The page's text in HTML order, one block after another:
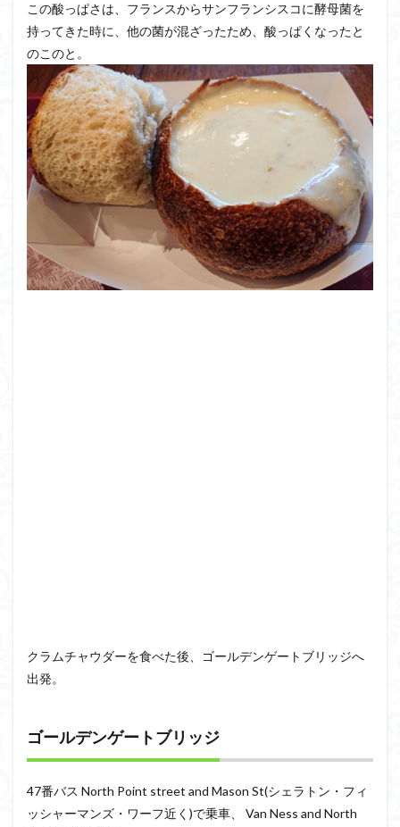
この酸っぱさは、フランスからサンフランシスコに酵母菌を
持ってきた時に、他の菌が混ざったため、酸っぱくなったと
のこのと。
クラムチャウダーを食べた後、ゴールデンゲートブリッジへ
出発。
ゴールデンゲートブリッジ
47番バス North Point street and Mason St(シェラトン・フィ
ッシャーマンズ・ワーフ近く)で乗車、 Van Ness and North